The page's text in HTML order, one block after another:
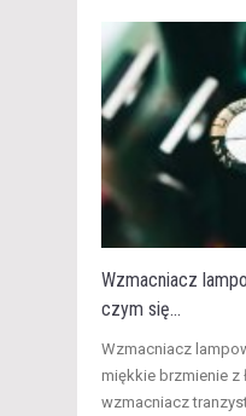
Wzmacniacz
czym się...
​Wzmacniacz
miękkie brzmienie z
wzmacniacz